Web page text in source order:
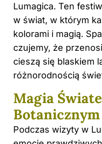
Lumagica. Ten
w świat, w którym
kolorami i magią.
czujemy, że
cieszą się blaskiem
różnorodnością
Magia
Botanicznym
Podczas wizyty w